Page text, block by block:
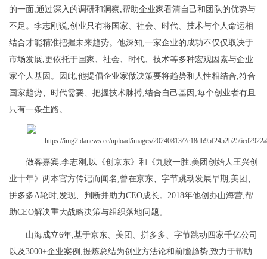
的一面,通过深入的调研和洞察,帮助企业家看清自己和团队的优势与
不足。李志刚说,创业只有将国家、社会、时代、技术与个人命运相
结合才能精准把握未来趋势。他深知,一家企业的成功不仅仅取决于
市场发展,更依托于国家、社会、时代、技术等多种宏观因素与企业
家个人基因。因此,他提倡企业家做决策要将趋势和人性相结合,符合
国家趋势、时代需要、把握技术脉搏,结合自己基因,每个创业者有且
只有一条生路。
做客嘉宾:李志刚,以《创京东》和《九败一胜:美团创始人王兴创
业十年》两本官方传记而闻名,曾在京东、字节跳动发展早期,美团、
拼多多A轮时,发现、判断并助力CEO成长。2018年他创办山海营,帮
助CEO解决重大战略决策与组织落地问题。
山海成立6年,基于京东、美团、拼多多、字节跳动四家千亿公司
以及3000+企业案例,提炼总结为创业方法论和前瞻趋势,致力于帮助